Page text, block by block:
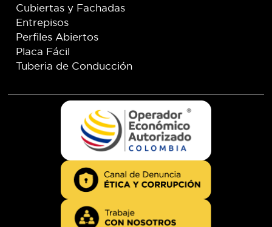
Cubiertas y Fachadas
Entrepisos
Perfiles Abiertos
Placa Fácil
Tuberia de Conducción